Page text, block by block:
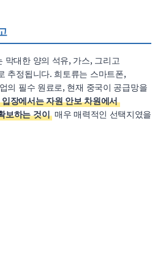
막대한 양의 석유, 가스, 그리고
추정됩니다. 희토류는 스마트폰,
의 필수 원료로, 현재 중국이 공급망을
장에서는 자원 안보 차원에서
보하는 것이 매우 매력적인 선택지였을